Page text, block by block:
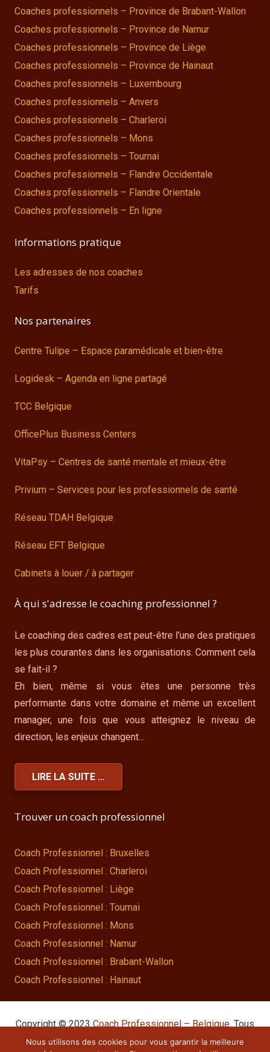
Coaches professionnels – Province de Brabant-Wallon
Coaches professionnels – Province de Namur
Coaches professionnels – Province de Liège
Coaches professionnels – Province de Hainaut
Coaches professionnels – Luxembourg
Coaches professionnels – Anvers
Coaches professionnels – Charleroi
Coaches professionnels – Mons
Coaches professionnels – Tournai
Coaches professionnels – Flandre Occidentale
Coaches professionnels – Flandre Orientale
Coaches professionnels – En ligne
Informations pratique
Les adresses de nos coaches
Tarifs
Nos partenaires
Centre Tulipe – Espace paramédicale et bien-être
Logidesk – Agenda en ligne partagé
TCC Belgique
OfficePlus Business Centers
VitaPsy – Centres de santé mentale et mieux-être
Privium – Services pour les professionnels de santé
Réseau TDAH Belgique
Réseau EFT Belgique
Cabinets à louer / à partager
À qui s'adresse le coaching professionnel ?
Le coaching des cadres est peut-être l’une des pratiques
les plus courantes dans les organisations. Comment cela
se fait-il ?
Eh bien, même si vous êtes une personne très
performante dans votre domaine et même un excellent
manager, une fois que vous atteignez le niveau de
direction, les enjeux changent…
LIRE LA SUITE …
Trouver un coach professionnel
Coach Professionnel : Bruxelles
Coach Professionnel : Charleroi
Coach Professionnel : Liège
Coach Professionnel : Tournai
Coach Professionnel : Mons
Coach Professionnel : Namur
Coach Professionnel : Brabant-Wallon
Coach Professionnel : Hainaut
Copyright © 2023 Coach Professionnel – Belgique. Tous
droits réservés.
Nous utilisons des cookies pour vous garantir la meilleure